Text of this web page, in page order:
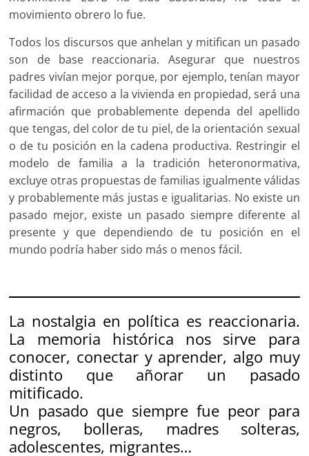
movimiento obrero lo fue.
Todos los discursos que anhelan y mitifican un pasado
son de base reaccionaria. Asegurar que nuestros
padres vivían mejor porque, por ejemplo, tenían mayor
facilidad de acceso a la vivienda en propiedad, será una
afirmación que probablemente dependa del apellido
que tengas, del color de tu piel, de la orientación sexual
o de tu posición en la cadena productiva. Restringir el
modelo de familia a la tradición heteronormativa,
excluye otras propuestas de familias igualmente válidas
y probablemente más justas e igualitarias. No existe un
pasado mejor, existe un pasado siempre diferente al
presente y que dependiendo de tu posición en el
mundo podría haber sido más o menos fácil.
La nostalgia en política es reaccionaria.
La memoria histórica nos sirve para
conocer, conectar y aprender, algo muy
distinto que añorar un pasado
mitificado.
Un pasado que siempre fue peor para
negros, bolleras, madres solteras,
adolescentes, migrantes…